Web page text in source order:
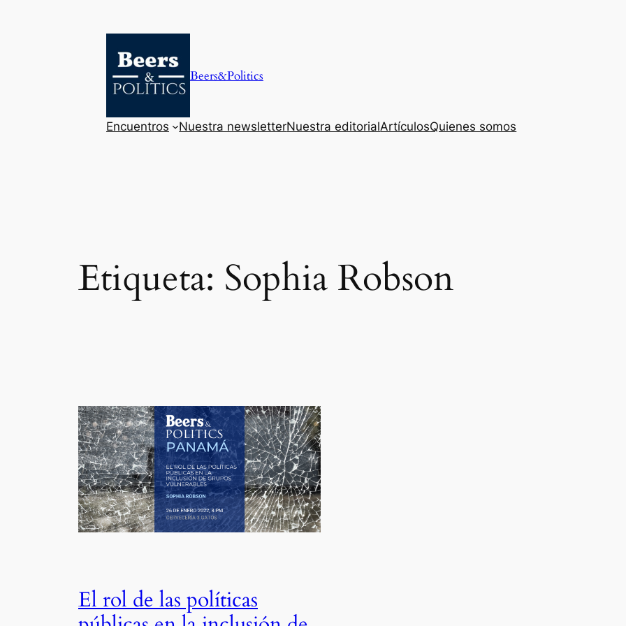
Beers&Politics
Encuentros Nuestra newsletterNuestra editorialArtículosQuienes somos
Etiqueta: Sophia Robson
El rol de las políticas